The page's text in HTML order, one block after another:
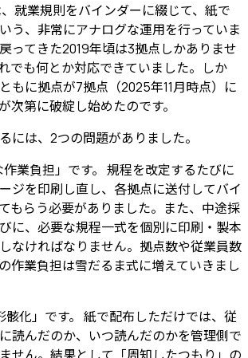
就業規則をバインダーに綴じて、紙で
う、非常にアナログな運用を行っていま
ってきた2019年頃は3拠点しかありませ
でも何とか対応できていました。しか
もに拠点が7拠点（2025年11月時点）に
次第に破綻し始めたのです。
には、2つの問題がありました。
業負担」です。 規程を改定するたびに
ジを印刷し直し、各拠点に送付してバイ
もらう必要がありました。また、中途採
に、必要な規程一式を個別に印刷・製本
なければなりません。拠点数や従業員数
作業負担は雪だるま式に増えていきまし
化」です。 紙で配布しただけでは、従
読んだのか、いつ読んだのかを管理側で
せん。結果として「周知したつもり」の